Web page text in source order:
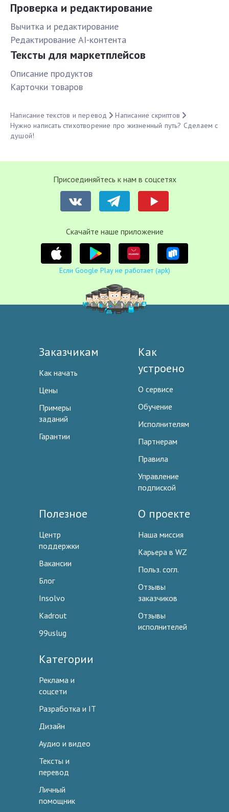
Проверка и редактирование
Вычитка и редактирование
Редактирование AI-контента
Тексты для маркетплейсов
Описание продуктов
Карточки товаров
Написание текстов и перевод
Написание скриптов
Нужно написать стихотворение про жизненный путь? Сделаем с
душой!
Присоединяйтесь к нам в соцсетях
Cкачайте наше приложение
Если Google Play не работает (apk)
Заказчикам
Как начать
Цены
Примеры
заданий
Гарантии
Как
устроено
О сервисе
Обучение
Исполнителям
Партнерам
Правила
Управление
подпиской
Полезное
Центр
поддержки
Вакансии
Блог
Insolvo
Kadrout
99uslug
О проекте
Наша миссия
Карьера в WZ
Польз. согл.
Отзывы
заказчиков
Отзывы
исполнителей
Категории
Реклама и
соцсети
Разработка и IT
Дизайн
Аудио и видео
Тексты и
перевод
Личный
помощник